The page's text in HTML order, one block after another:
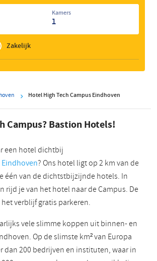
Kamers
1
Zakelijk
Hotel High Tech Campus Eindhoven
Campus? Bastion Hotels!
een hotel dichtbij
Eindhoven? Ons hotel ligt op 2 km van de
één van de dichtstbijzijnde hotels. In
rijd je van het hotel naar de Campus. De
verblijf gratis parkeren.
vele slimme koppen uit binnen- en
Op de slimste km² van Europa
dan 200 bedrijven en instituten, waar in